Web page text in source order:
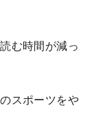
む時間が減っ
スポーツをや